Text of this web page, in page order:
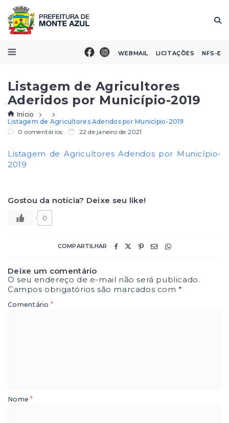
WEBMAIL LICITAÇÕES NFS-E
Listagem de Agricultores
Aderidos por Município-2019
Início
Listagem de Agricultores Aderidos por Município-2019
0 comentários
22 de janeiro de 2021
Listagem de Agricultores Aderidos por Município-
2019
Gostou da notícia? Deixe seu like!
0
COMPARTILHAR
Deixe um comentário
O seu endereço de e-mail não será publicado.
Campos obrigatórios são marcados com*
Comentário *
Nome*